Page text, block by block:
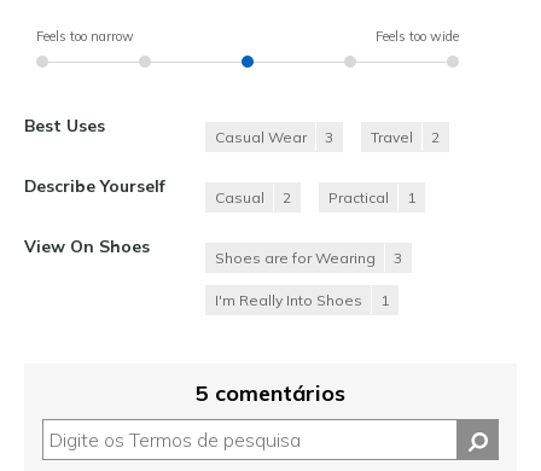
Feels too narrow Feels too wide
Best Uses
Casual Wear 3 Travel 2
Describe Yourself
Casual 2 Practical 1
View On Shoes
Shoes are for Wearing 3
I'm Really Into Shoes 1
5 comentários